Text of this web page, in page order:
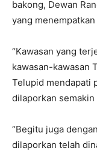
bakong, Dewan
yang
“Kawasan yang
kawasan-kawasan
Telupid mendapati
dilaporkan
“Begitu juga
dilaporkan telah